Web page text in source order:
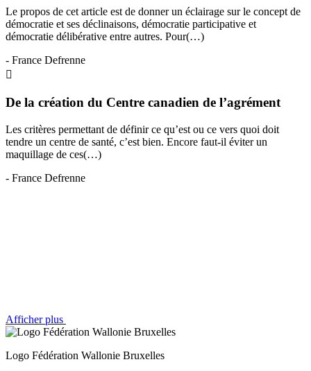
Le propos de cet article est de donner un éclairage sur le concept de
démocratie et ses déclinaisons, démocratie participative et
démocratie délibérative entre autres. Pour(…)
- France Defrenne
De la création du Centre canadien de l’agrément
Les critères permettant de définir ce qu’est ou ce vers quoi doit
tendre un centre de santé, c’est bien. Encore faut-il éviter un
maquillage de ces(…)
- France Defrenne
Afficher plus
Logo Fédération Wallonie Bruxelles